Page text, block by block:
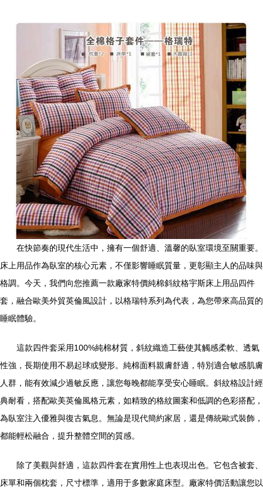
在快節奏的現代生活中，擁有一個舒適、溫馨的臥室環境至關重要。
床上用品作為臥室的核心元素，不僅影響睡眠質量，更彰顯主人的品味與
格調。今天，我們向您推薦一款廠家特價純棉斜紋格宇斯床上用品四件
套，融合歐美外貿英倫風設計，以格瑞特系列為代表，為您帶來高品質的
睡眠體驗。
這款四件套采用100%純棉材質，斜紋織造工藝使其觸感柔軟、透氣
性強，長期使用不易起球或變形。純棉面料親膚舒適，特別適合敏感肌膚
人群，能有效減少過敏反應，讓您每晚都能享受安心睡眠。斜紋格設計經
典耐看，搭配歐美英倫風格元素，如精致的格紋圖案和低調的色彩搭配，
為臥室注入優雅與復古氣息。無論是現代簡約家居，還是傳統歐式裝飾，
都能輕松融合，提升整體空間的質感。
除了美觀與舒適，這款四件套在實用性上也表現出色。它包含被套、
床單和兩個枕套，尺寸標準，適用于多數家庭床型。廠家特價活動讓您以